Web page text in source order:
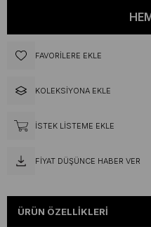
FAVORILERE EKLE
KOLEKSIYONA EKLE
İSTEK LISTEME EKLE
FIYAT DÜŞÜNCE HABER VER
ÜRÜN ÖZELLIKLERI